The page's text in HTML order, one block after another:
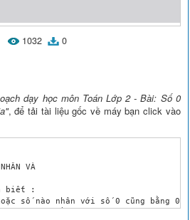
1032 0
dạy học môn Toán Lớp 2 - Bài: Số 0
, để tải tài liệu gốc về máy bạn click vào
biết :
số nào nhân với số 0 cũng bằng 0.
0 cũng bằng 0.